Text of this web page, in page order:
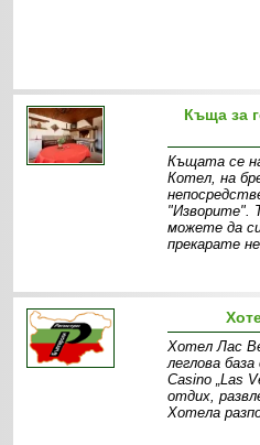
Къща за
Къщата се
Котел, на
"Изворите".
можете да
прекарате
Хотел Лас
леглова
Casino „Las
отдих,
Хотела